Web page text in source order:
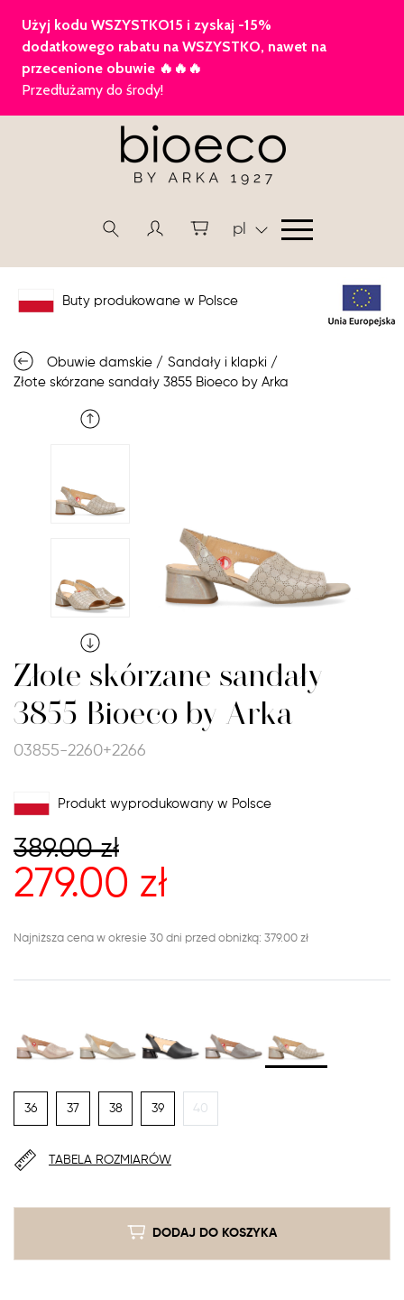
pl
Buty produkowane w Polsce
Obuwie damskie / Sandały i klapki /
Złote skórzane sandały 3855 Bioeco by Arka
Złote skórzane sandały
3855 Bioeco by Arka
03855-2260+2266
Produkt wyprodukowany w Polsce
389.00zł
279.00 zł
Najniższa cena w okresie 30 dni przed obniżką: 379.00 zł
36 37 38 39 40
TABELA ROZMIARÓW
DODAJ DO KOSZYKA